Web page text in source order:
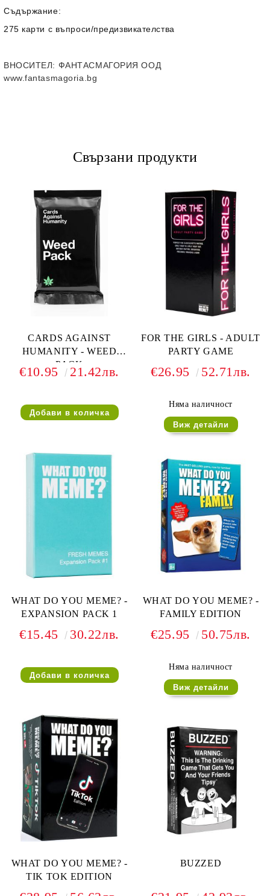
Съдържание:
275 карти с въпроси/предизвикателства
ВНОСИТЕЛ: ФАНТАСМАГОРИЯ ООД
www.fantasmagoria.bg
Свързани продукти
CARDS AGAINST
HUMANITY - WEED
PACK
€10.95 21.42лв.
FOR THE GIRLS - ADULT
PARTY GAME
€26.95 52.71лв.
Няма наличност
Виж детайли
WHAT DO YOU MEME? -
EXPANSION PACK 1
€15.45 30.22лв.
WHAT DO YOU MEME? -
FAMILY EDITION
€25.95 50.75лв.
Няма наличност
Виж детайли
WHAT DO YOU MEME? -
TIK TOK EDITION
BUZZED